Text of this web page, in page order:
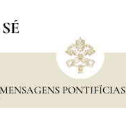
MENSAGENS PONTIFÍCIAS